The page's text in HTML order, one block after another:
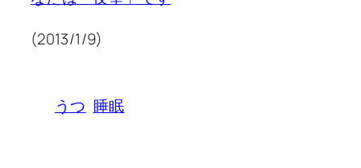
(2013/1/9)
うつ 睡眠